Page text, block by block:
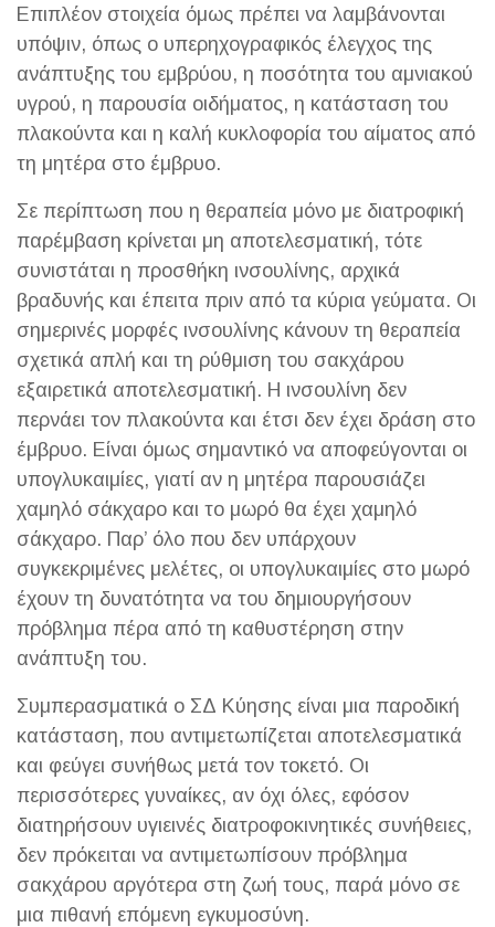
Επιπλέον στοιχεία όμως πρέπει να λαμβάνονται
υπόψιν, όπως ο υπερηχογραφικός έλεγχος της
ανάπτυξης του εμβρύου, η ποσότητα του αμνιακού
υγρού, η παρουσία οιδήματος, η κατάσταση του
πλακούντα και η καλή κυκλοφορία του αίματος από
τη μητέρα στο έμβρυο.
Σε περίπτωση που η θεραπεία μόνο με διατροφική
παρέμβαση κρίνεται μη αποτελεσματική, τότε
συνιστάται η προσθήκη ινσουλίνης, αρχικά
βραδυνής και έπειτα πριν από τα κύρια γεύματα. Οι
σημερινές μορφές ινσουλίνης κάνουν τη θεραπεία
σχετικά απλή και τη ρύθμιση του σακχάρου
εξαιρετικά αποτελεσματική. Η ινσουλίνη δεν
περνάει τον πλακούντα και έτσι δεν έχει δράση στο
έμβρυο. Είναι όμως σημαντικό να αποφεύγονται οι
υπογλυκαιμίες, γιατί αν η μητέρα παρουσιάζει
χαμηλό σάκχαρο και το μωρό θα έχει χαμηλό
σάκχαρο. Παρ’ όλο που δεν υπάρχουν
συγκεκριμένες μελέτες, οι υπογλυκαιμίες στο μωρό
έχουν τη δυνατότητα να του δημιουργήσουν
πρόβλημα πέρα από τη καθυστέρηση στην
ανάπτυξη του.
Συμπερασματικά ο ΣΔ Κύησης είναι μια παροδική
κατάσταση, που αντιμετωπίζεται αποτελεσματικά
και φεύγει συνήθως μετά τον τοκετό. Οι
περισσότερες γυναίκες, αν όχι όλες, εφόσον
διατηρήσουν υγιεινές διατροφοκινητικές συνήθειες,
δεν πρόκειται να αντιμετωπίσουν πρόβλημα
σακχάρου αργότερα στη ζωή τους, παρά μόνο σε
μια πιθανή επόμενη εγκυμοσύνη.